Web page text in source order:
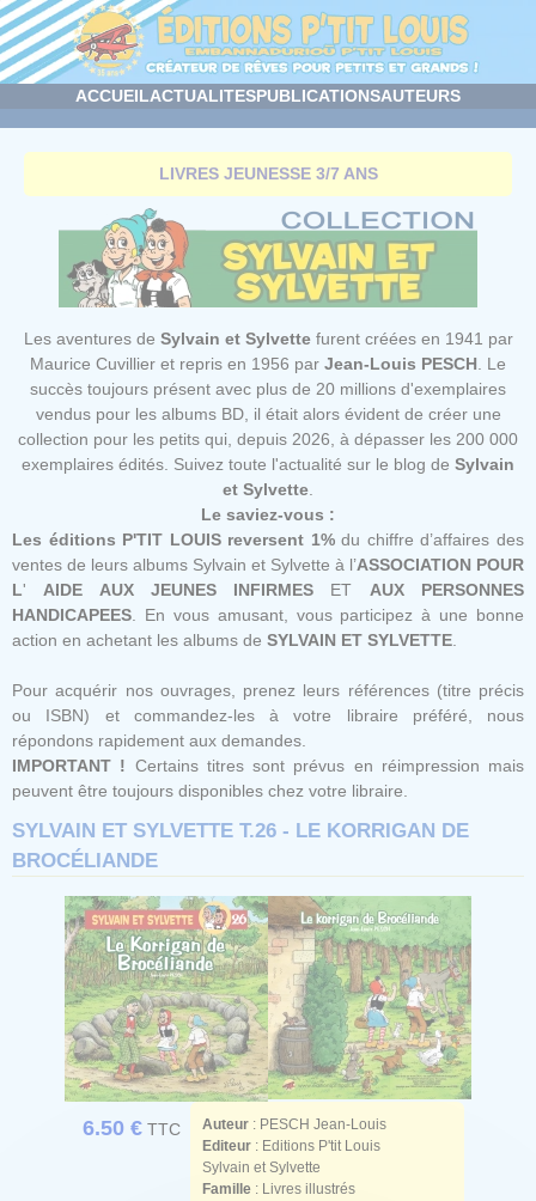
ACCUEILACTUALITESPUBLICATIONSAUTEURS
LIVRES JEUNESSE 3/7 ANS
Les aventures de Sylvain et Sylvettefurent créées en 1941 par
Maurice Cuvillier et repris en 1956 par Jean-Louis PESCH . Le
succès toujours présent avec plus de 20 millions d'exemplaires
vendus pour les albums BD, il était alors évident de créer une
collection pour les petits qui, depuis 2026, à dépasser les 200 000
exemplaires édités. Suivez toute l'actualité sur le blog de Sylvain
et Sylvette
Le saviez-vous :
Les éditions P'TIT LOUIS reversent 1%du chiffre d’affaires des
ventes de leurs albums Sylvain et Sylvette à l’ASSOCIATION POUR
L' AIDE AUX JEUNES INFIRMES ET AUX
PERSONNES
HANDICAPEES . En vous amusant, vous participez à une bonne
action en achetant les albums de SYLVAIN ET SYLVETTE
Pour acquérir nos ouvrages, prenez leurs références (titre précis
ou ISBN) et commandez-les à votre libraire préféré, nous
répondons rapidement aux demandes.
IMPORTANT ! Certains titres sont prévus en réimpression mais
peuvent être toujours disponibles chez votre libraire.
SYLVAIN ET SYLVETTE T.26 - LE KORRIGAN DE
BROCÉLIANDE
6.50 €TTC Auteur: PESCH Jean-Louis
Editeur: Editions P'tit Louis
Sylvain et Sylvette
Famille: Livres illustrés
Panneau de gestion des cookies